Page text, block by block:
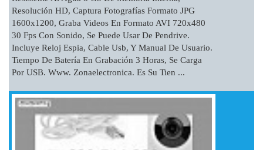
Resolución HD, Captura Fotografías Formato JPG
1600x1200, Graba Videos En Formato AVI 720x480
30 Fps Con Sonido, Se Puede Usar De Pendrive.
Incluye Reloj Espia, Cable Usb, Y Manual De Usuario.
Tiempo De Batería En Grabación 3 Horas, Se Carga
Por USB. Www. Zonaelectronica. Es Su Tien ...